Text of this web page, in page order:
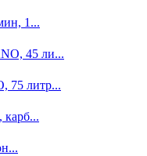
1...
45 ли...
75 литр...
карб...